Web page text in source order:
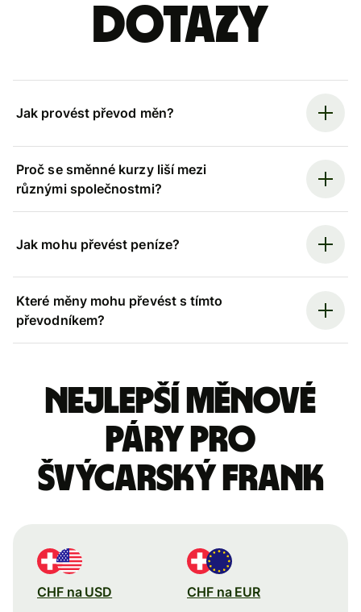
dotazy
Jak provést převod měn?
Proč se směnné kurzy liší mezi
různými společnostmi?
Jak mohu převést peníze?
Které měny mohu převést s tímto
převodníkem?
Nejlepší měnové
páry pro
švýcarský frank
CHF na USD CHF na EUR